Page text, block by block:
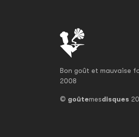
Bon goût et mauvaise
2008
© goûtemesdisques